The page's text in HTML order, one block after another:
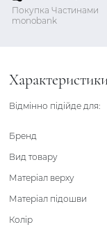
Покупка Частинами
monobank
Відмінно підійде для:
Бренд
Вид товару
Матеріал верху
Матеріал підошви
Колір